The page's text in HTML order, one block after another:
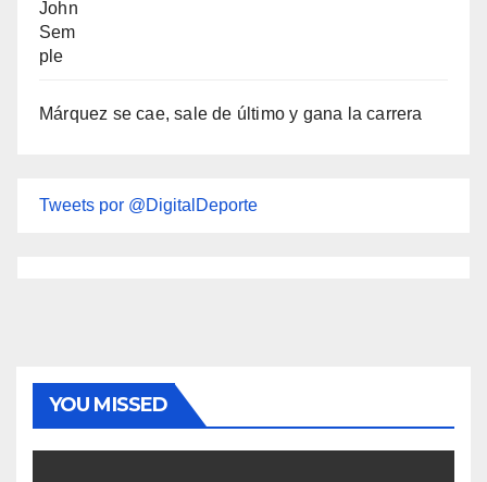
Márquez se cae, sale de último y gana la carrera
Tweets por @DigitalDeporte
YOU MISSED